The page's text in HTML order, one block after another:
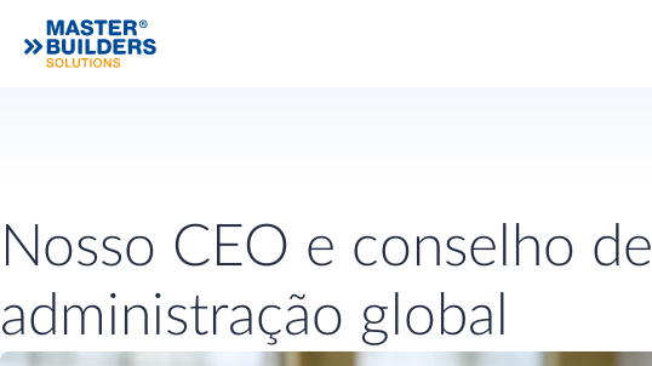
Nosso CEO e conselho de
administração global